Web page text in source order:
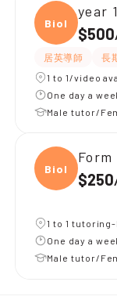
Biolo
year
$500
居英導師 長
1 to 1/video
One day a
Male tutor/
Biolo
$250
1 to 1
One day a
Male tutor/